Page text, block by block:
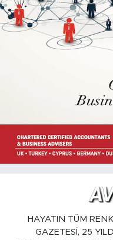
HAYATIN TÜM
GAZETESİ, 25